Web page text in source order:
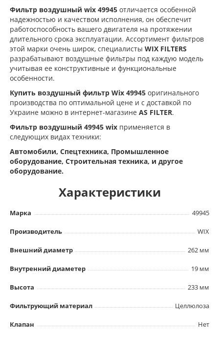
Фильтр воздушный wix 49945 отличается особенной
надежностью и качеством исполнения, он обеспечит
работоспособность вашего двигателя на протяжении
длительного срока эксплуатации. Ассортимент фильтров
этой марки очень широк, специалисты WIX FILTERS
разрабатывают воздушные фильтры под каждую модель
учитывая ее конструктивные и функциональные
особенности.
Купить воздушный фильтр Wix 49945 оригинального
производства по оптимальной цене и с доставкой по
Украине можно в интернет-магазине AS FILTER.
Фильтр воздушный 49945 wix применяется в
следующих видах техники:
Автомобили, Спецтехника, Промышленное
оборудование, Строительная техника, и другое
оборудование.
Характеристики
Марка 49945
Производитель WIX
Внешний диаметр 262 мм
Внутренний диаметер 19 мм
Высота 233 мм
Фильтрующий материал Целлюлоза
Клапан Нет